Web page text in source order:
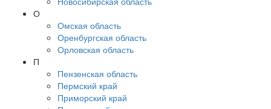
О
Омская область
Оренбургская область
Орловская область
П
Пензенская область
Пермский край
Приморский край